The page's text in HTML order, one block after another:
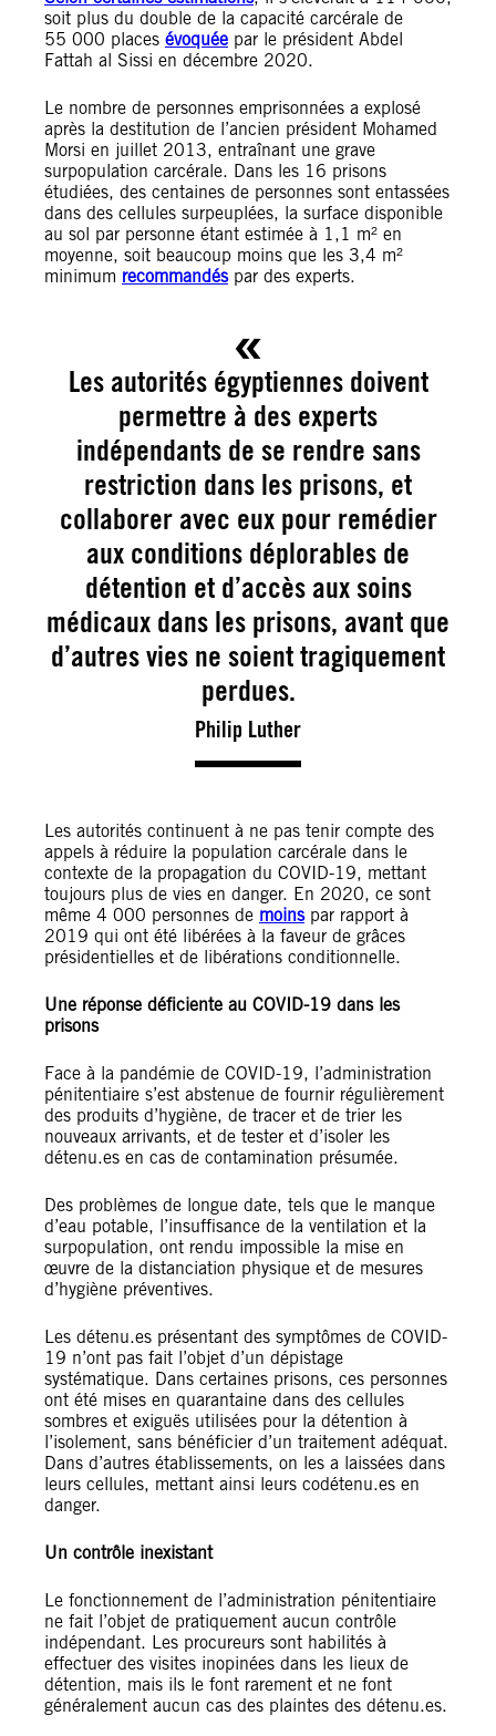
soit plus du double de la capacité carcérale de
55 000 places évoquée par le président Abdel
Fattah al Sissi en décembre 2020.
Le nombre de personnes emprisonnées a explosé
après la destitution de l’ancien président Mohamed
Morsi en juillet 2013, entraînant une grave
surpopulation carcérale. Dans les 16 prisons
étudiées, des centaines de personnes sont entassées
dans des cellules surpeuplées, la surface disponible
au sol par personne étant estimée à 1,1 m² en
moyenne, soit beaucoup moins que les 3,4 m²
minimum recommandéspar des experts.
Les autorités égyptiennes doivent
permettre à des experts
indépendants de se rendre sans
restriction dans les prisons, et
collaborer avec eux pour remédier
aux conditions déplorables de
détention et d’accès aux soins
médicaux dans les prisons, avant que
d’autres vies ne soient tragiquement
perdues.
Philip Luther
Les autorités continuent à ne pas tenir compte des
appels à réduire la population carcérale dans le
contexte de la propagation du COVID-19, mettant
toujours plus de vies en danger. En 2020, ce sont
même 4 000 personnes de moinspar rapport à
2019 qui ont été libérées à la faveur de grâces
présidentielles et de libérations conditionnelle.
Une réponse déficiente au COVID-19 dans les
prisons
Face à la pandémie de COVID-19, l’administration
pénitentiaire s’est abstenue de fournir régulièrement
des produits d’hygiène, de tracer et de trier les
nouveaux arrivants, et de tester et d’isoler les
détenu.es en cas de contamination présumée.
Des problèmes de longue date, tels que le manque
d’eau potable, l’insuffisance de la ventilation et la
surpopulation, ont rendu impossible la mise en
œuvre de la distanciation physique et de mesures
d’hygiène préventives.
Les détenu.es présentant des symptômes de COVID-
19 n’ont pas fait l’objet d’un dépistage
systématique. Dans certaines prisons, ces personnes
ont été mises en quarantaine dans des cellules
sombres et exiguës utilisées pour la détention à
l’isolement, sans bénéficier d’un traitement adéquat.
Dans d’autres établissements, on les a laissées dans
leurs cellules, mettant ainsi leurs codétenu.es en
danger.
Un contrôle inexistant
Le fonctionnement de l’administration pénitentiaire
ne fait l’objet de pratiquement aucun contrôle
indépendant. Les procureurs sont habilités à
effectuer des visites inopinées dans les lieux de
détention, mais ils le font rarement et ne font
généralement aucun cas des plaintes des détenu.es.